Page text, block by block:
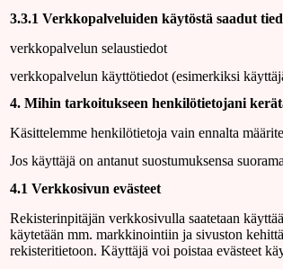
3.3.1 Verkkopalveluiden käytöstä saadut
verkkopalvelun selaustiedot
verkkopalvelun käyttötiedot (esimerkiksi
4. Mihin tarkoitukseen henkilötietojani
Käsittelemme henkilötietoja vain ennalta
Jos käyttäjä on antanut suostumuksensa
4.1 Verkkosivun evästeet
Rekisterinpitäjän verkkosivulla saatetaan
käytetään mm. markkinointiin ja sivuston
rekisteritietoon. Käyttäjä voi poistaa evästeet